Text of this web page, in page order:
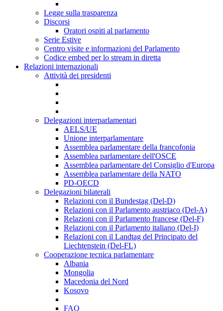
Legge sulla trasparenza
Discorsi
Oratori ospiti al parlamento
Serie Estive
Centro visite e informazioni del Parlamento
Codice embed per lo stream in diretta
Relazioni internazionali
Attività dei presidenti
Delegazioni interparlamentari
AELS/UE
Unione interparlamentare
Assemblea parlamentare della francofonia
Assemblea parlamentare dell'OSCE
Assemblea parlamentare del Consiglio d'Europa
Assemblea parlamentare della NATO
PD-OECD
Delegazioni bilaterali
Relazioni con il Bundestag (Del-D)
Relazioni con il Parlamento austriaco (Del-A)
Relazioni con il Parlamento francese (Del-F)
Relazioni con il Parlamento italiano (Del-I)
Relazioni con il Landtag del Principato del
Liechtenstein (Del-FL)
Cooperazione tecnica parlamentare
Albania
Mongolia
Macedonia del Nord
Kosovo
FAQ